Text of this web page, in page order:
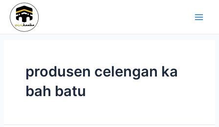
Lewati
konten
produsen celengan ka
bah batu
Navigasi
pos